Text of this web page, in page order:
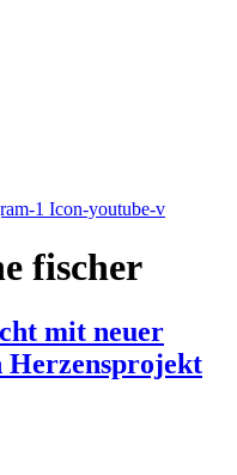
1 Icon-youtube-v
fischer
mit neuer